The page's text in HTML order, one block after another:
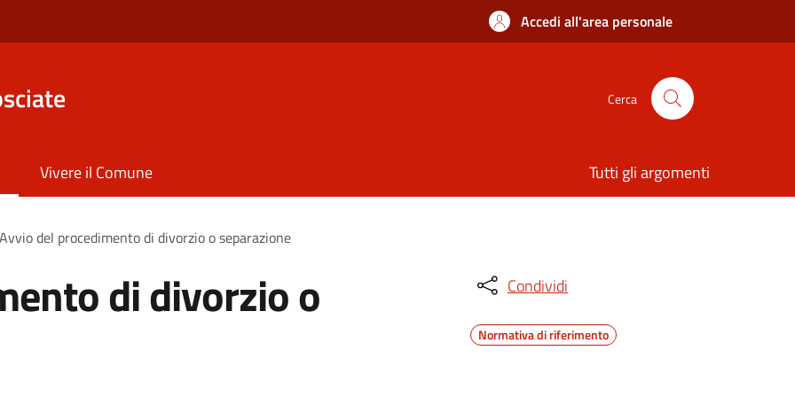
Accedi all'area personale
Cerca
Vivere il Comune Tutti gli argomenti
Avvio del procedimento di divorzio o separazione
di divorzio o Condividi
Normativa di riferimento